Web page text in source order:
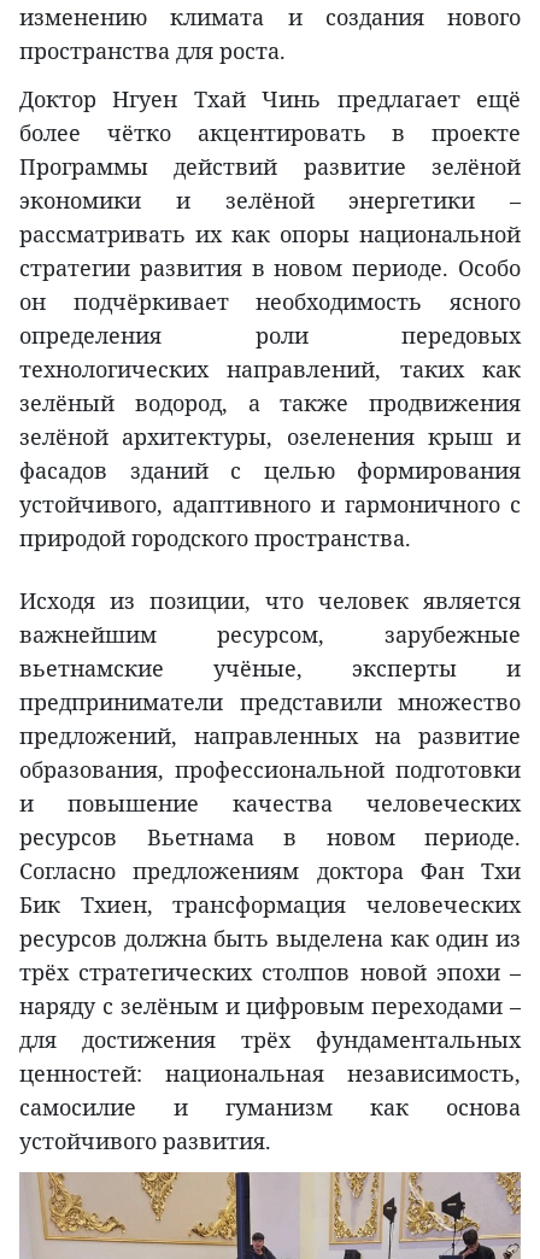
изменению климата и создания нового
пространства для роста.
Доктор Нгуен Тхай Чинь предлагает ещё
более чётко акцентировать в проекте
Программы действий развитие зелёной
экономики и зелёной энергетики –
рассматривать их как опоры национальной
стратегии развития в новом периоде. Особо
он подчёркивает необходимость ясного
определения роли передовых
технологических направлений, таких как
зелёный водород, а также продвижения
зелёной архитектуры, озеленения крыш и
фасадов зданий с целью формирования
устойчивого, адаптивного и гармоничного с
природой городского пространства.
Исходя из позиции, что человек является
важнейшим ресурсом, зарубежные
вьетнамские учёные, эксперты и
предприниматели представили множество
предложений, направленных на развитие
образования, профессиональной подготовки
и повышение качества человеческих
ресурсов Вьетнама в новом периоде.
Согласно предложениям доктора Фан Тхи
Бик Тхиен, трансформация человеческих
ресурсов должна быть выделена как один из
трёх стратегических столпов новой эпохи –
наряду с зелёным и цифровым переходами –
для достижения трёх фундаментальных
ценностей: национальная независимость,
самосилие и гуманизм как основа
устойчивого развития.